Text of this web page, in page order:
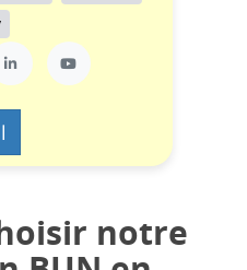
notre